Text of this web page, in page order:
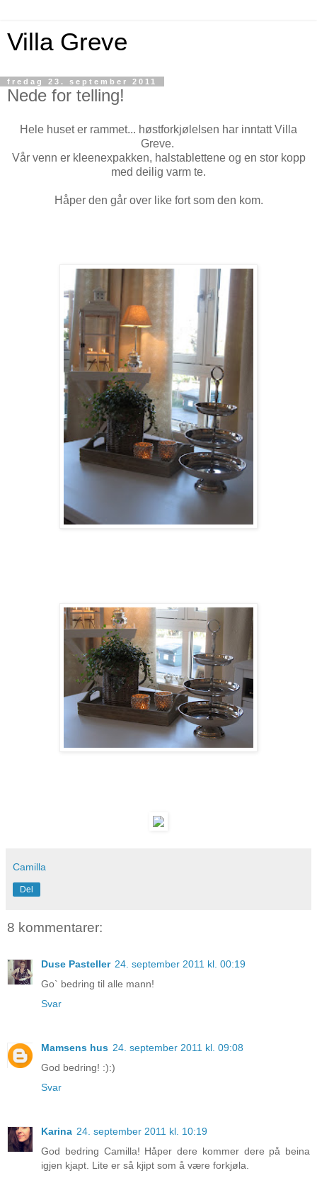
Villa Greve
fredag 23. september 2011
Nede for telling!
Hele huset er rammet... høstforkjølelsen har inntatt Villa
Greve.
Vår venn er kleenexpakken, halstablettene og en stor kopp
med deilig varm te.
Håper den går over like fort som den kom.
Camilla
Del
8 kommentarer:
Duse Pasteller 24. september 2011 kl. 00:19
Go` bedring til alle mann!
Svar
Mamsens hus 24. september 2011 kl. 09:08
God bedring! :):)
Svar
Karina 24. september 2011 kl. 10:19
God bedring Camilla! Håper dere kommer dere på beina
igjen kjapt. Lite er så kjipt som å være forkjøla.